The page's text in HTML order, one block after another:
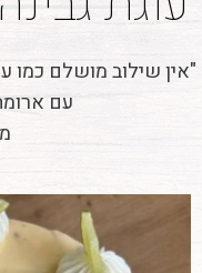
"אין שילוב מושלם כמו
עם